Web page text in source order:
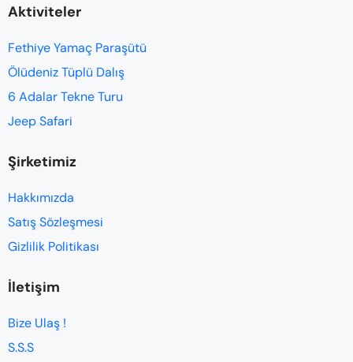
Aktiviteler
Fethiye Yamaç Paraşütü
Ölüdeniz Tüplü Dalış
6 Adalar Tekne Turu
Jeep Safari
Şirketimiz
Hakkımızda
Satış Sözleşmesi
Gizlilik Politikası
İletişim
Bize Ulaş !
S.S.S